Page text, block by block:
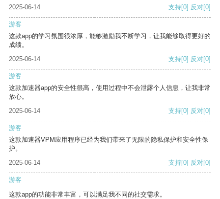
2025-06-14 支持[0] 反对[0]
游客
这款app的学习氛围很浓厚，能够激励我不断学习，让我能够取得更好的
成绩。
2025-06-14
支持[0] 反对[0]
游客
这款加速器app的安全性很高，使用过程中不会泄露个人信息，让我非常
放心。
2025-06-14
支持[0] 反对[0]
游客
这款加速器VPM应用程序已经为我们带来了无限的隐私保护和安全性保
护。
2025-06-14
支持[0] 反对[0]
游客
这款app的功能非常丰富，可以满足我不同的社交需求。